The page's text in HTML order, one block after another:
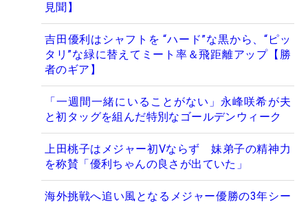
見聞】
吉田優利はシャフトを “ハード”な黒から、“ピッ
タリ”な緑に替えてミート率＆飛距離アップ【勝
者のギア】
「一週間一緒にいることがない」永峰咲希が夫
と初タッグを組んだ特別なゴールデンウィーク
上田桃子はメジャー初Vならず 妹弟子の精神力
を称賛「優利ちゃんの良さが出ていた」
海外挑戦へ追い風となるメジャー優勝の3年シー